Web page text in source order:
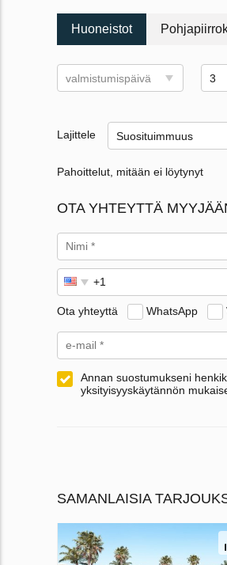
Huoneistot
valmistumispäivä 3
Lajittele Suosituimmuus
Pahoittelut, mitään ei löytynyt
OTA YHTEYTTÄ
Ota yhteyttä WhatsApp
Annan suostumukseni
yksityisyyskäytännön
SAMANLAISIA